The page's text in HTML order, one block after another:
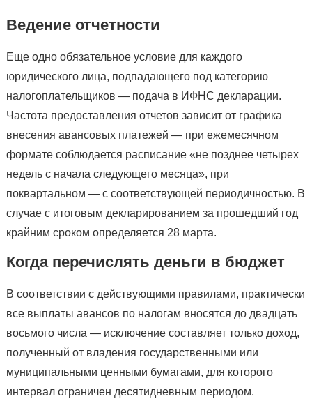
Ведение отчетности
Еще одно обязательное условие для каждого
юридического лица, подпадающего под категорию
налогоплательщиков — подача в ИФНС декларации.
Частота предоставления отчетов зависит от графика
внесения авансовых платежей — при ежемесячном
формате соблюдается расписание «не позднее четырех
недель с начала следующего месяца», при
поквартальном — с соответствующей периодичностью. В
случае с итоговым декларированием за прошедший год
крайним сроком определяется 28 марта.
Когда перечислять деньги в бюджет
В соответствии с действующими правилами, практически
все выплаты авансов по налогам вносятся до двадцать
восьмого числа — исключение составляет только доход,
полученный от владения государственными или
муниципальными ценными бумагами, для которого
интервал ограничен десятидневным периодом.